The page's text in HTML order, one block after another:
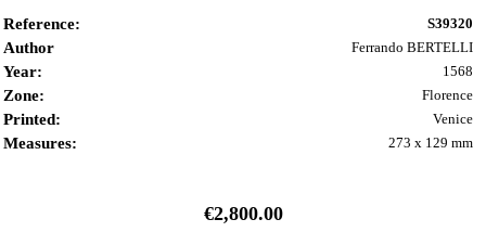
Reference: S39320
Author Ferrando BERTELLI
Year: 1568
Zone: Florence
Printed: Venice
Measures: 273 x 129 mm
€2,800.00